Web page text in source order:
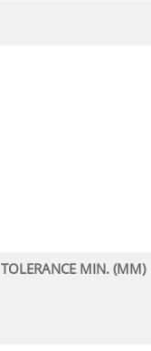
TOLERANCE MIN. (MM)